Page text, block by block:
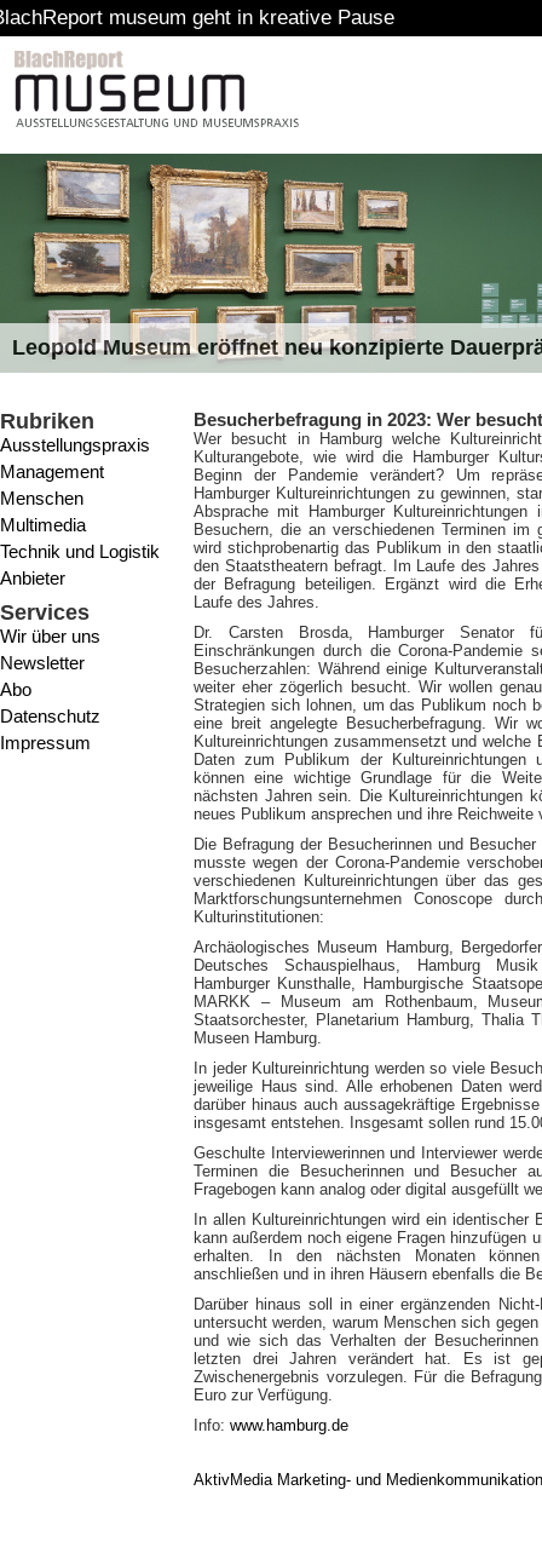
museum geht in kreative Pause
Leopold Museum eröffnet neu konzipierte
Rubriken
Ausstellungspraxis
Management
Menschen
Multimedia
Technik und Logistik
Anbieter
Services
Wir über uns
Newsletter
Abo
Datenschutz
Impressum
Besucherbefragung in 2023: Wer
Wer besucht in Hamburg welche
Kulturangebote, wie wird die Hamburger
Beginn der Pandemie verändert? Um
Hamburger Kultureinrichtungen zu gewinnen,
Absprache mit Hamburger
Besuchern, die an verschiedenen Terminen
wird stichprobenartig das Publikum in den
den Staatstheatern befragt. Im Laufe des
der Befragung beteiligen. Ergänzt wird die
Laufe des Jahres.
Dr. Carsten Brosda, Hamburger Senator
Einschränkungen durch die Corona-
Besucherzahlen: Während einige
weiter eher zögerlich besucht. Wir wollen
Strategien sich lohnen, um das Publikum noch
eine breit angelegte Besucherbefragung. Wir
Kultureinrichtungen zusammensetzt und
Daten zum Publikum der
können eine wichtige Grundlage für die
nächsten Jahren sein. Die Kultureinrichtungen
neues Publikum ansprechen und ihre Reichweite
Die Befragung der Besucherinnen und
musste wegen der Corona-Pandemie
verschiedenen Kultureinrichtungen über das
Marktforschungsunternehmen Conoscope
Kulturinstitutionen:
Archäologisches Museum Hamburg,
Deutsches Schauspielhaus, Hamburg
Hamburger Kunsthalle, Hamburgische
MARKK – Museum am Rothenbaum,
Staatsorchester, Planetarium Hamburg, Thalia
Museen Hamburg.
In jeder Kultureinrichtung werden so viele
jeweilige Haus sind. Alle erhobenen Daten
darüber hinaus auch aussagekräftige
insgesamt entstehen. Insgesamt sollen rund
Geschulte Interviewerinnen und Interviewer
Terminen die Besucherinnen und Besucher
Fragebogen kann analog oder digital ausgefüllt
In allen Kultureinrichtungen wird ein
kann außerdem noch eigene Fragen hinzufügen
erhalten. In den nächsten Monaten
anschließen und in ihren Häusern ebenfalls die
Darüber hinaus soll in einer ergänzenden
untersucht werden, warum Menschen sich
und wie sich das Verhalten der
letzten drei Jahren verändert hat. Es ist
Zwischenergebnis vorzulegen. Für die
Euro zur Verfügung.
Info: www.hamburg.de
AktivMedia Marketing- und